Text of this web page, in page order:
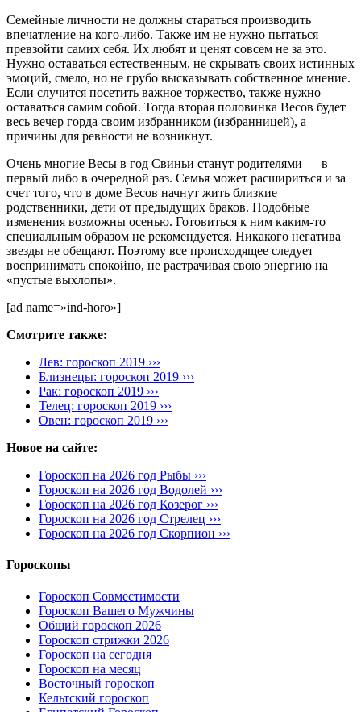
Семейные личности не должны стараться производить
впечатление на кого-либо. Также им не нужно пытаться
превзойти самих себя. Их любят и ценят совсем не за это.
Нужно оставаться естественным, не скрывать своих истинных
эмоций, смело, но не грубо высказывать собственное мнение.
Если случится посетить важное торжество, также нужно
оставаться самим собой. Тогда вторая половинка Весов будет
весь вечер горда своим избранником (избранницей), а
причины для ревности не возникнут.
Очень многие Весы в год Свиньи станут родителями — в
первый либо в очередной раз. Семья может расшириться и за
счет того, что в доме Весов начнут жить близкие
родственники, дети от предыдущих браков. Подобные
изменения возможны осенью. Готовиться к ним каким-то
специальным образом не рекомендуется. Никакого негатива
звезды не обещают. Поэтому все происходящее следует
воспринимать спокойно, не растрачивая свою энергию на
«пустые выхлопы».
[ad name=»ind-horo»]
Смотрите также:
Лев: гороскоп 2019 ›››
Близнецы: гороскоп 2019 ›››
Рак: гороскоп 2019 ›››
Телец: гороскоп 2019 ›››
Овен: гороскоп 2019 ›››
Новое на сайте:
Гороскоп на 2026 год Рыбы ›››
Гороскоп на 2026 год Водолей ›››
Гороскоп на 2026 год Козерог ›››
Гороскоп на 2026 год Стрелец ›››
Гороскоп на 2026 год Скорпион ›››
Гороскопы
Гороскоп Совместимости
Гороскоп Вашего Мужчины
Общий гороскоп 2026
Гороскоп стрижки 2026
Гороскоп на сегодня
Гороскоп на месяц
Восточный гороскоп
Кельтский гороскоп